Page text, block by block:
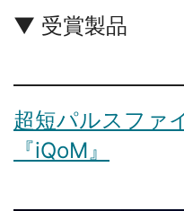
▼ 受賞製品
超短パルスファ
『iQoM』